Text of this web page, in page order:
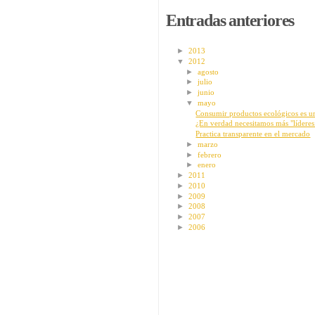
Entradas anteriores
► 2013
▼ 2012
►agosto
►julio
►junio
▼mayo
Consumir productos ecológicos es
¿En verdad necesitamos más
Practica transparente en el mercado
►marzo
►febrero
►enero
► 2011
► 2010
► 2009
► 2008
► 2007
► 2006